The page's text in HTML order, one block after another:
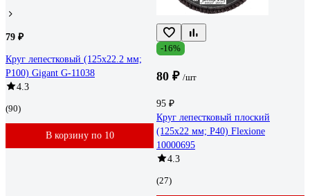
79 ₽
Круг лепестковый (125x22.2 мм;
P100) Gigant G-11038
4.3
(90)
В корзину по 10
-16%
80 ₽ /шт
95 ₽
Круг лепестковый плоский
(125х22 мм; Р40) Flexione
10000695
4.3
(27)